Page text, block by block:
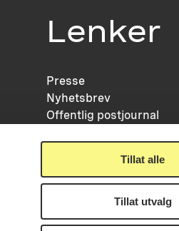
Tillat alle
Tillat utvalg
Lenker
Presse
Nyhetsbrev
Offentlig postjournal